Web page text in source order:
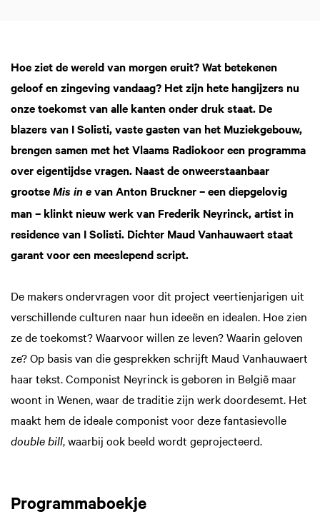
Hoe ziet de wereld van morgen eruit? Wat betekenen
geloof en zingeving vandaag? Het zijn hete hangijzers nu
onze toekomst van alle kanten onder druk staat. De
blazers van I Solisti, vaste gasten van het Muziekgebouw,
brengen samen met het Vlaams Radiokoor een programma
over eigentijdse vragen. Naast de onweerstaanbaar
grootse Mis in e van Anton Bruckner – een diepgelovig
man – klinkt nieuw werk van Frederik Neyrinck, artist in
residence van I Solisti. Dichter Maud Vanhauwaert staat
garant voor een meeslepend script.
De makers ondervragen voor dit project veertienjarigen uit
verschillende culturen naar hun ideeën en idealen. Hoe zien
ze de toekomst? Waarvoor willen ze leven? Waarin geloven
ze? Op basis van die gesprekken schrijft Maud Vanhauwaert
haar tekst. Componist Neyrinck is geboren in België maar
woont in Wenen, waar de traditie zijn werk doordesemt. Het
maakt hem de ideale componist voor deze fantasievolle
double bill, waarbij ook beeld wordt geprojecteerd.
Programmaboekje